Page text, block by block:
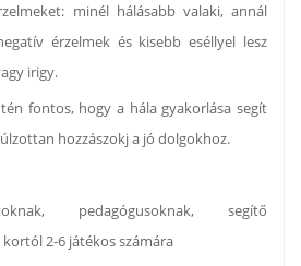
minél hálásabb valaki, annál
érzelmek és kisebb eséllyel lesz
irigy.
fontos, hogy a hála gyakorlása segít
hozzászokj a jó dolgokhoz.
pedagógusoknak, segítő
2-6 játékos számára